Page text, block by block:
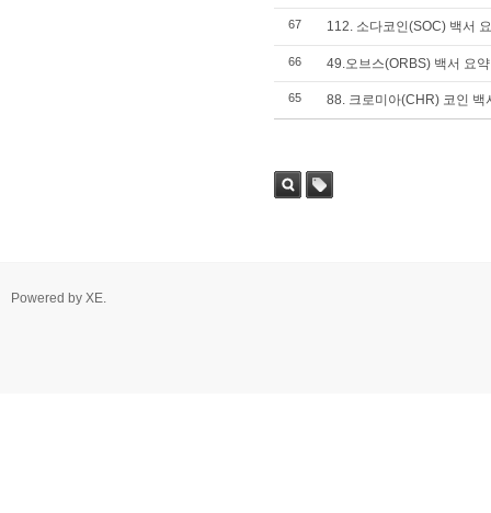
67 112. 소다코인(SOC) 백서
66 49.오브스(ORBS) 백서 요약
65 88. 크로미아(CHR) 코인 백
Powered by XE.